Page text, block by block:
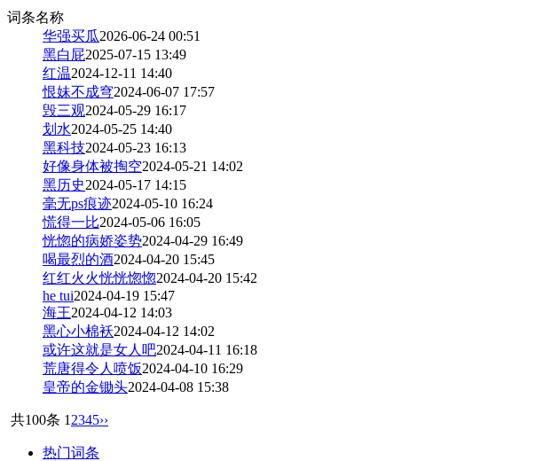
词条名称
华强买瓜2026-06-24 00:51
黑白屁2025-07-15 13:49
红温2024-12-11 14:40
恨妹不成穹2024-06-07 17:57
毁三观2024-05-29 16:17
划水2024-05-25 14:40
黑科技2024-05-23 16:13
好像身体被掏空2024-05-21 14:02
黑历史2024-05-17 14:15
毫无ps痕迹2024-05-10 16:24
慌得一比2024-05-06 16:05
恍惚的病娇姿势2024-04-29 16:49
喝最烈的酒2024-04-20 15:45
红红火火恍恍惚惚2024-04-20 15:42
he tui2024-04-19 15:47
海王2024-04-12 14:03
黑心小棉袄2024-04-12 14:02
或许这就是女人吧2024-04-11 16:18
荒唐得令人喷饭2024-04-10 16:29
皇帝的金锄头2024-04-08 15:38
共100条 1 2345››
热门词条